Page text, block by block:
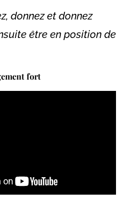
donnez et donnez
être en position de
fort